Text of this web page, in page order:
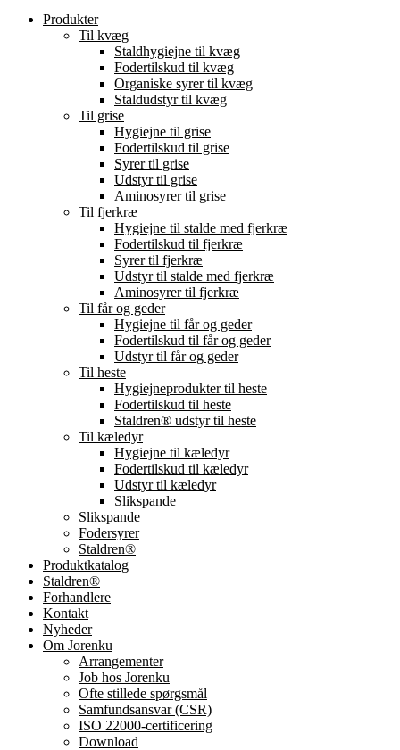
Produkter
Til kvæg
Staldhygiejne til kvæg
Fodertilskud til kvæg
Organiske syrer til kvæg
Staldudstyr til kvæg
Til grise
Hygiejne til grise
Fodertilskud til grise
Syrer til grise
Udstyr til grise
Aminosyrer til grise
Til fjerkræ
Hygiejne til stalde med fjerkræ
Fodertilskud til fjerkræ
Syrer til fjerkræ
Udstyr til stalde med fjerkræ
Aminosyrer til fjerkræ
Til får og geder
Hygiejne til får og geder
Fodertilskud til får og geder
Udstyr til får og geder
Til heste
Hygiejneprodukter til heste
Fodertilskud til heste
Staldren® udstyr til heste
Til kæledyr
Hygiejne til kæledyr
Fodertilskud til kæledyr
Udstyr til kæledyr
Slikspande
Slikspande
Fodersyrer
Staldren®
Produktkatalog
Staldren®
Forhandlere
Kontakt
Nyheder
Om Jorenku
Arrangementer
Job hos Jorenku
Ofte stillede spørgsmål
Samfundsansvar (CSR)
ISO 22000-certificering
Download